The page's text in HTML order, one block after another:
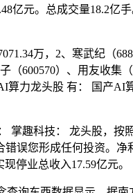
亿元。总成交量18.2亿
万，2、寒武纪（
600570）、用友收集
算力龙头股 有： 国产
趣科技： 龙头股，按
误您形成任何投资。
停业总收入17.59亿元。